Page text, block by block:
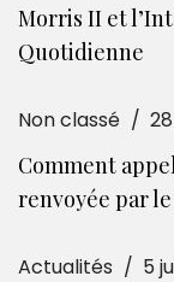
Morris II et
Quotidienne
Non classé
Comment
renvoyée par le
Actualités 5